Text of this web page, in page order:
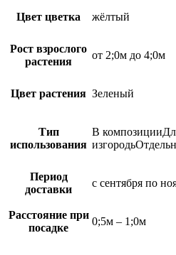
Цвет цветка жёлтый
Рост взрослого
растения
от 2;0м до 4;0м
Цвет растения Зеленый
Тип
использования
В
Период
доставки
с сентября по
Расстояние при
посадке
0;5м – 1;0м